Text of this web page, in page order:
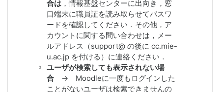
ンロード時に学籍番号が付くように変
更（PHPコード改変）
2019/06/06 Moodleサーバの増強に
よって，レスポンスが改善されまし
た．
2019/06/05 動画コンテンツの登録が
できるようになりました．
2019/05/30 本日のメンテナンス作業
合は ，情報基盤センターに出向き，窓
口端末に職員証を読み取らせてパスワ
ードを確認してください．その他，ア
カウントに関する問い合わせは，メー
ルアドレス（support@ の後に cc.mie-
u.ac.jp を付ける）に連絡ください．
ユーザが検索しても表示されない場
合 → Moodleに一度もログインした
ことがないユーザは検索できませんの